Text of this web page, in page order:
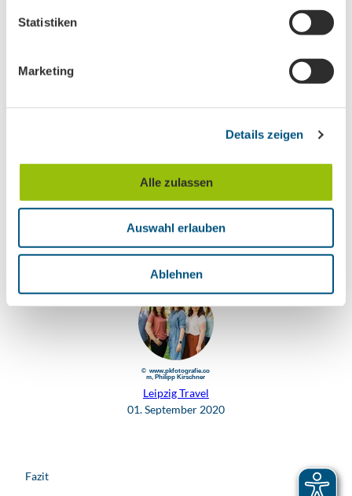
Statistiken
Marketing
Details zeigen
Alle zulassen
Auswahl erlauben
Ablehnen
© www.pkfotografie.co
m, Philipp Kirschner
Leipzig Travel
01. September 2020
Fazit